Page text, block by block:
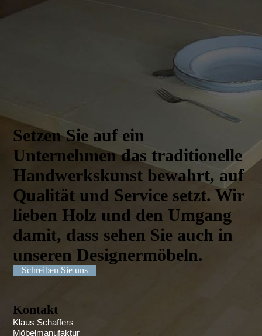
Setzen Sie auf ein
Unternehmen das traditionelle
Handwerks­kunst bewahrt, auf
Qualität und Service setzt. Wir
lieben Holz und den Umgang
damit, dass sehen Sie auch in
unseren Designer­möbeln.
Schreiben Sie uns
Kontakt
Klaus Schaffers
Möbelmanufaktur